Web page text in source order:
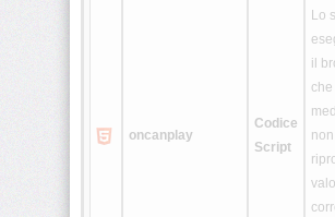
oncanplay
Codice
Script
Lo
il